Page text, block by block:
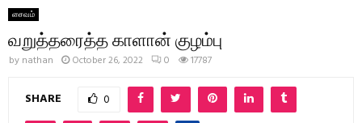
சைவம்
வறுத்தரைத்த காளான் குழம்பு
by nathan October 26, 2022 0 17787
SHARE 0